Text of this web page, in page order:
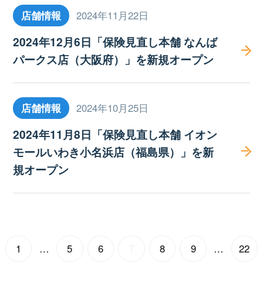
店舗情報 2024年11月22日
2024年12月6日「保険見直し本舗 なんば
パークス店（大阪府）」を新規オープン
店舗情報 2024年10月25日
2024年11月8日「保険見直し本舗 イオン
モールいわき小名浜店（福島県）」を新
規オープン
1 … 5 6 8 9 … 22